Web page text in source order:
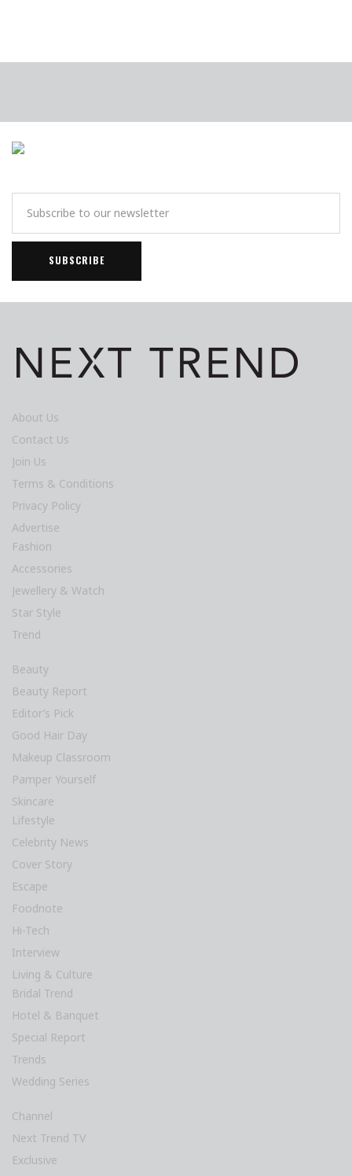
About Us
Contact Us
Join Us
Terms & Conditions
Privacy Policy
Advertise
Fashion
Accessories
Jewellery & Watch
Star Style
Trend
Beauty
Beauty Report
Editor’s Pick
Good Hair Day
Makeup Classroom
Pamper Yourself
Skincare
Lifestyle
Celebrity News
Cover Story
Escape
Foodnote
Hi-Tech
Interview
Living & Culture
Bridal Trend
Hotel & Banquet
Special Report
Trends
Wedding Series
Channel
Next Trend TV
Exclusive